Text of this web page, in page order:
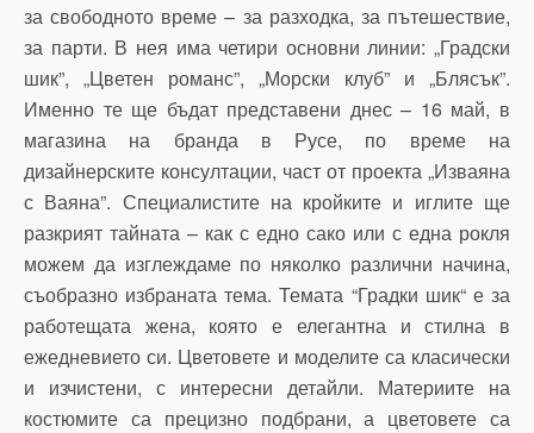
за свободното време – за разходка, за пътешествие,
за парти. В нея има четири основни линии: „Градски
шик”, „Цветен романс”, „Морски клуб” и „Блясък”.
Именно те ще бъдат представени днес – 16 май, в
магазина на бранда в Русе, по време на
дизайнерските консултации, част от проекта „Изваяна
с Ваяна”. Специалистите на кройките и иглите ще
разкрият тайната – как с едно сако или с една рокля
можем да изглеждаме по няколко различни начина,
съобразно избраната тема. Темата “Градки шик“ е за
работещата жена, която е елегантна и стилна в
ежедневието си. Цветовете и моделите са класически
и изчистени, с интересни детайли. Материите на
костюмите са прецизно подбрани, а цветовете са